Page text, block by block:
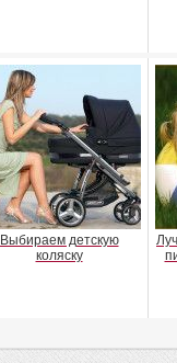
Выбираем детскую
коляску